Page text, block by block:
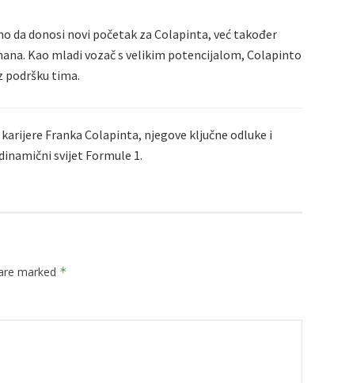
da donosi novi početak za Colapinta, već također
Kao mladi vozač s velikim potencijalom, Colapinto
podršku tima.
Franka Colapinta, njegove ključne odluke i
svijet Formule 1.
marked *